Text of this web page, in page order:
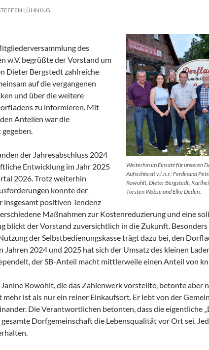
LÜHNING
Weiterhin im Einsatz für unseren
Aufsichtsrat v.l.n.r.: Ferdinand
Rowohlt, Dieter Bergstedt,
Torsten Wöbse und Elke Deden.
des
w.V. begrüßte der Vorstand um
Dieter Bergstedt zahlreiche
auf die vergangenen
und über die weitere
zu informieren. Mit
Anteilen war die
der Jahresabschluss 2024
Entwicklung im Jahr 2025
2026. Trotz weiterhin
konnte der
insgesamt positiven Tendenz
Maßnahmen zur Kostenreduzierung und eine
blickt der Vorstand zuversichtlich in die Zukunft.
der Selbstbedienungskasse trägt dazu bei, den
Jahren 2024 und 2025 hat sich der Umsatz des kleinen
der SB-Anteil macht mittlerweile einen Anteil von
Rowohlt, die das Zahlenwerk vorstellte, betonte aber
ist als nur ein reiner Einkaufsort. Er lebt von der
Die Verantwortlichen betonten, dass die eigentliche
Dorfgemeinschaft die Lebensqualität vor Ort sei.